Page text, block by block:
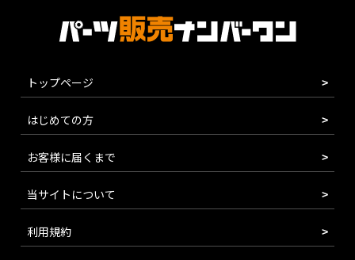
トップページ
はじめての方
お客様に届くまで
当サイトについて
利用規約